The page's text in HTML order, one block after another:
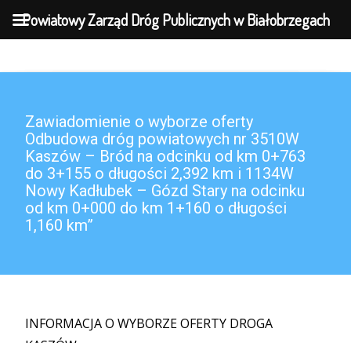
Zawiadomienie o wyborze oferty
Odbudowa dróg powiatowych nr 3510W
Kaszów – Bród na odcinku od km 0+763
do 3+155 o długości 2,392 km i 1134W
Nowy Kadłubek – Gózd Stary na odcinku
od km 0+000 do km 1+160 o długości
1,160 km”
INFORMACJA O WYBORZE OFERTY DROGA
Powiatowy Zarząd Dróg Publicznych w Białobrzegach
MENU